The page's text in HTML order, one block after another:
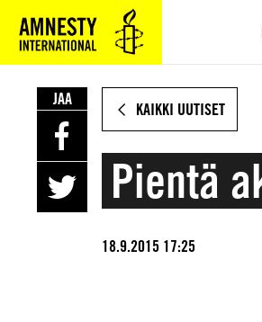
VARSINAISEEN
SISÄLTÖÖN
KAIKKI UUTISET
Pientä
18.9.2015 17:25
JAA